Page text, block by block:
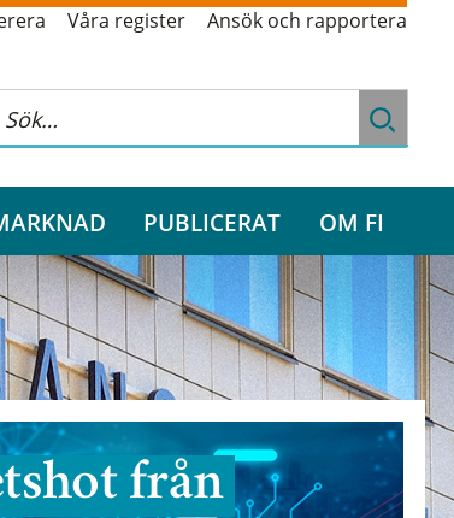
Våra register Ansök och rapportera
PUBLICERAT OM FI
från